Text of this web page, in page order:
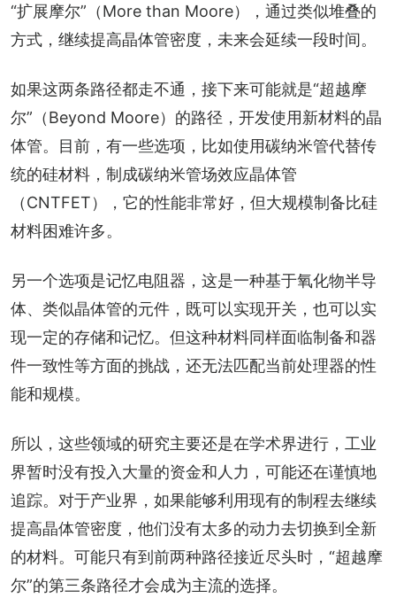
“扩展摩尔”（More than Moore），通过类似堆叠的
方式，继续提高晶体管密度，未来会延续一段时间。
如果这两条路径都走不通，接下来可能就是“超越摩
尔”（Beyond Moore）的路径，开发使用新材料的晶
体管。目前，有一些选项，比如使用碳纳米管代替传
统的硅材料，制成碳纳米管场效应晶体管
（CNTFET），它的性能非常好，但大规模制备比硅
材料困难许多。
另一个选项是记忆电阻器，这是一种基于氧化物半导
体、类似晶体管的元件，既可以实现开关，也可以实
现一定的存储和记忆。但这种材料同样面临制备和器
件一致性等方面的挑战，还无法匹配当前处理器的性
能和规模。
所以，这些领域的研究主要还是在学术界进行，工业
界暂时没有投入大量的资金和人力，可能还在谨慎地
追踪。对于产业界，如果能够利用现有的制程去继续
提高晶体管密度，他们没有太多的动力去切换到全新
的材料。可能只有到前两种路径接近尽头时，“超越摩
尔”的第三条路径才会成为主流的选择。